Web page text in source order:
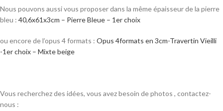
Nous pouvons aussi vous proposer dans la même épaisseur de la pierre
bleu : 40,6x61x3cm – Pierre Bleue – 1er choix
ou encore de l’opus 4 formats : Opus 4formats en 3cm-Travertin Vieilli
-1er choix – Mixte beige
Vous recherchez des idées, vous avez besoin de photos , contactez-
nous :